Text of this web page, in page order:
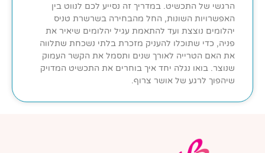
הרגשי של התכשיט. במדריך זה נסייע לכם לנווט בין
האפשרויות השונות, החל מהבחירה בשרשרת טניס
יהלומים נוצצת ועד להתאמת עגיל יהלומים שיאיר את
פניה, כדי שתוכלו להעניק מזכרת בלתי נשכחת שתלווה
את האם הטרייה לאורך שנים ותסמל את הקשר העמוק
שנוצר. בואו נגלה יחד איך בוחרים את התכשיט המדויק
שיהפוך לרגע של אושר צרוף.